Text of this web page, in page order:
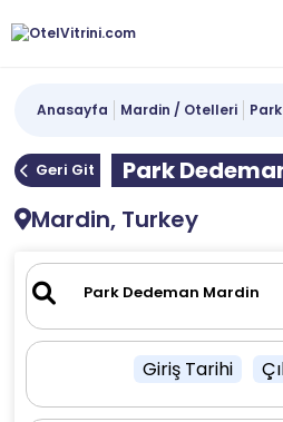
Anasayfa Mardin / Otelleri
Geri Git
Park
Mardin, Turkey
Giriş Tarihi